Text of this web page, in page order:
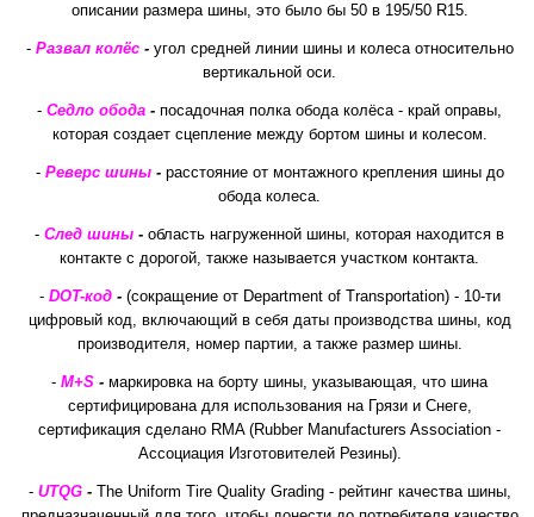
описании размера шины, это было бы 50 в 195/50 R15.
- Развал колёс- угол средней линии шины и колеса относительно
вертикальной оси.
- Седло обода - посадочная полка обода колёса - край оправы,
которая создает сцепление между бортом шины и колесом.
- Реверс шины- расстояние от монтажного крепления шины до
обода колеса.
- След шины - область нагруженной шины, которая находится в
контакте с дорогой, также называется участком контакта.
- DOT-код- (сокращение от Department of Transportation) - 10-ти
цифровый код, включающий в себя даты производства шины, код
производителя, номер партии, а также размер шины.
- M+S - маркировка на борту шины, указывающая, что шина
сертифицирована для использования на Грязи и Снеге,
сертификация сделано RMA (Rubber Manufacturers Association -
Ассоциация Изготовителей Резины).
- UTQG- The Uniform Tire Quality Grading - рейтинг качества шины,